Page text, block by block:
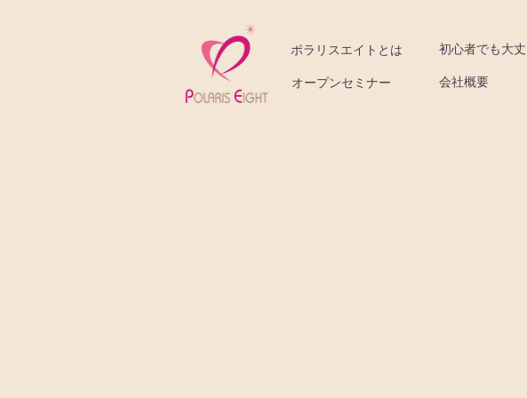
ポラリスエイトとは
オープンセミナー
初心者でも大
会社概要